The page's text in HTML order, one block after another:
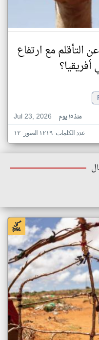
التأقلم مع ارتفاع
Jul 23, 2026
منذ ١٥ يوم
عدد الكلمات: ١٢١٩ الصور: ١٢